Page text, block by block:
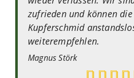
zufrieden und können
Kupferschmid
weiterempfehlen.
MagnusStörk